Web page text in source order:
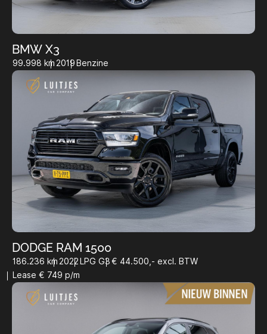
BMW X3
99.998 km 2019 Benzine
DODGE RAM 1500
186.236 km 2022 LPG G3€ 44.500,- excl. BTW
Lease € 749 p/m